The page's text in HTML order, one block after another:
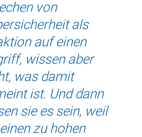
von
als
auf einen
wissen aber
was damit
ist. Und dann
sie es sein, weil
zu hohen